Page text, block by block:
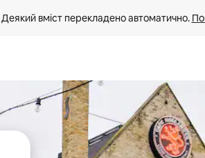
Деякий вміст перекладено автоматично.